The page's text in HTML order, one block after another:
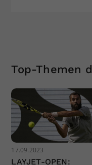
Top-Themen
17.09.2023
LAYJET-OPEN: